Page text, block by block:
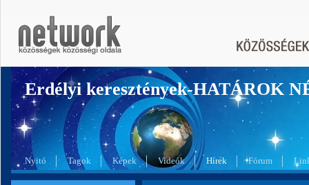
Erdélyi keresztények-HATÁROK
Nyitó Tagok Képek Videók Hírek Fórum